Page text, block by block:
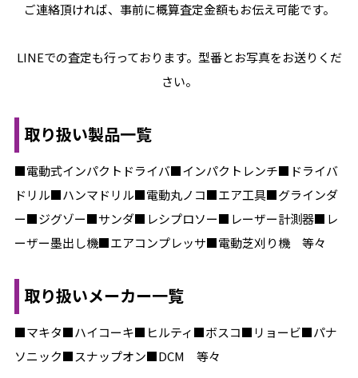
ご連絡頂ければ、事前に概算査定金額もお伝え可能です。
LINEでの査定も行っております。型番とお写真をお送りくだ
さい。
取り扱い製品一覧
■電動式インパクトドライバ■インパクトレンチ■ドライバ
ドリル■ハンマドリル■電動丸ノコ■エア工具■グラインダ
ー■ジグゾー■サンダ■レシプロソー■レーザー計測器■レ
ーザー墨出し機■エアコンプレッサ■電動芝刈り機 等々
取り扱いメーカー一覧
■マキタ■ハイコーキ■ヒルティ■ボスコ■リョービ■パナ
ソニック■スナップオン■DCM 等々